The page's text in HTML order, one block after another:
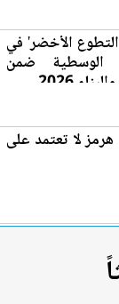
الأخضر' في
الوسطية ضمن
لبناء 2026
هرمز لا تعتمد على